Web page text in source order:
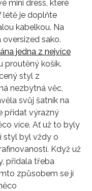
mini dress, které
létě je doplňte
kabelkou. Na
sako.
jedna z nejvíce
proutěný košík.
styl z
nezbytná věc,
svůj šatník na
přidat výrazný
více. Ať už to byly
styl byl vždy o
Když už
přidala třeba
způsobem se jí